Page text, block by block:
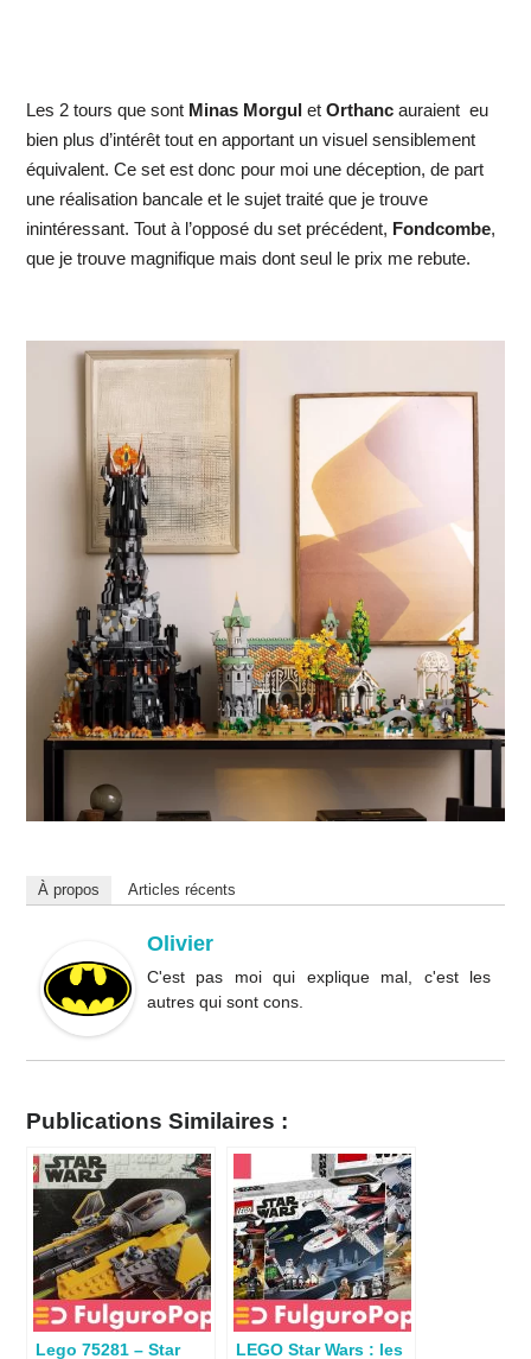
Les 2 tours que sont Minas Morgulet Orthancauraient eu
bien plus d’intérêt tout en apportant un visuel sensiblement
équivalent. Ce set est donc pour moi une déception, de part
une réalisation bancale et le sujet traité que je trouve
inintéressant. Tout à l’opposé du set précédent, Fondcombe,
que je trouve magnifique mais dont seul le prix me rebute.
À propos Articles récents
Olivier
C'est pas moi qui explique mal, c'est les
autres qui sont cons.
Publications Similaires :
Lego 75281 – Star
LEGO Star Wars : les